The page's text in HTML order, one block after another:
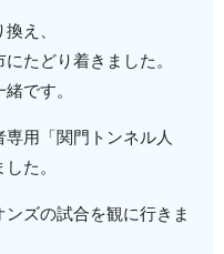
え、
たどり着きました。
です。
用「関門トンネル人
た。
ズの試合を観に行きま